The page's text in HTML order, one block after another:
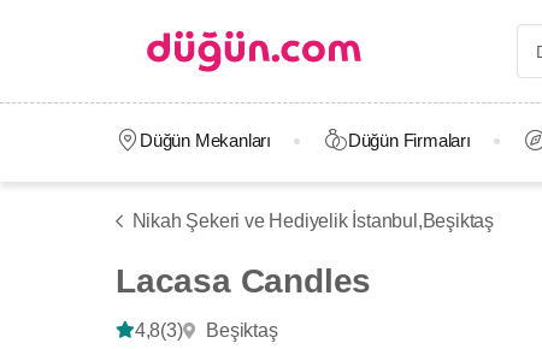
Düğün Mekanları Düğün Firmaları
Nikah Şekeri ve Hediyelik İstanbul,Beşiktaş
Lacasa Candles
4,8(3) Beşiktaş